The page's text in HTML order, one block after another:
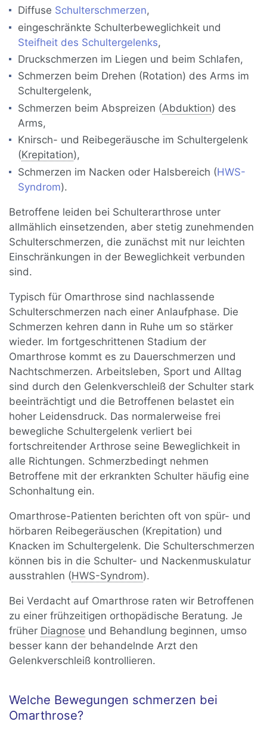
Diffuse Schulterschmerzen,
eingeschränkte Schulterbeweglichkeit und
Steifheit des Schultergelenks,
Druckschmerzen im Liegen und beim Schlafen,
Schmerzen beim Drehen (Rotation) des Arms im
Schultergelenk,
Schmerzen beim Abspreizen (Abduktion) des
Arms,
Knirsch- und Reibegeräusche im Schultergelenk
(Krepitation),
Schmerzen im Nacken oder Halsbereich (HWS-
Syndrom).
Betroffene leiden bei Schulterarthrose unter
allmählich einsetzenden, aber stetig zunehmenden
Schulterschmerzen, die zunächst mit nur leichten
Einschränkungen in der Beweglichkeit verbunden
sind.
Typisch für Omarthrose sind nachlassende
Schulterschmerzen nach einer Anlaufphase. Die
Schmerzen kehren dann in Ruhe um so stärker
wieder. Im fortgeschrittenen Stadium der
Omarthrose kommt es zu Dauerschmerzen und
Nachtschmerzen. Arbeitsleben, Sport und Alltag
sind durch den Gelenkverschleiß der Schulter stark
beeinträchtigt und die Betroffenen belastet ein
hoher Leidensdruck. Das normalerweise frei
bewegliche Schultergelenk verliert bei
fortschreitender Arthrose seine Beweglichkeit in
alle Richtungen. Schmerzbedingt nehmen
Betroffene mit der erkrankten Schulter häufig eine
Schonhaltung ein.
Omarthrose-Patienten berichten oft von spür- und
hörbaren Reibegeräuschen (Krepitation) und
Knacken im Schultergelenk. Die Schulterschmerzen
können bis in die Schulter- und Nackenmuskulatur
ausstrahlen (HWS-Syndrom).
Bei Verdacht auf Omarthrose raten wir Betroffenen
zu einer frühzeitigen orthopädische Beratung. Je
früher Diagnose und Behandlung beginnen, umso
besser kann der behandelnde Arzt den
Gelenkverschleiß kontrollieren.
Welche Bewegungen schmerzen bei
Omarthrose?